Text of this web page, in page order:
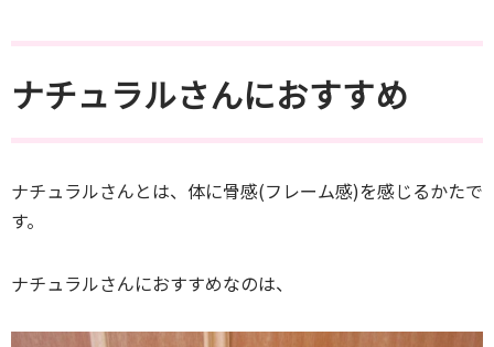
ナチュラルさんにおすすめ
ナチュラルさんとは、体に骨感(フレーム感)を感じるかたで
す。
ナチュラルさんにおすすめなのは、